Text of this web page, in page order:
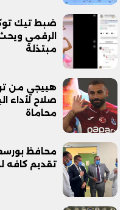
ضبط تيك
الرقمي
مبتذلة
هييجي من
صلاح لأداء
محاماة
محافظ
تقديم كافه